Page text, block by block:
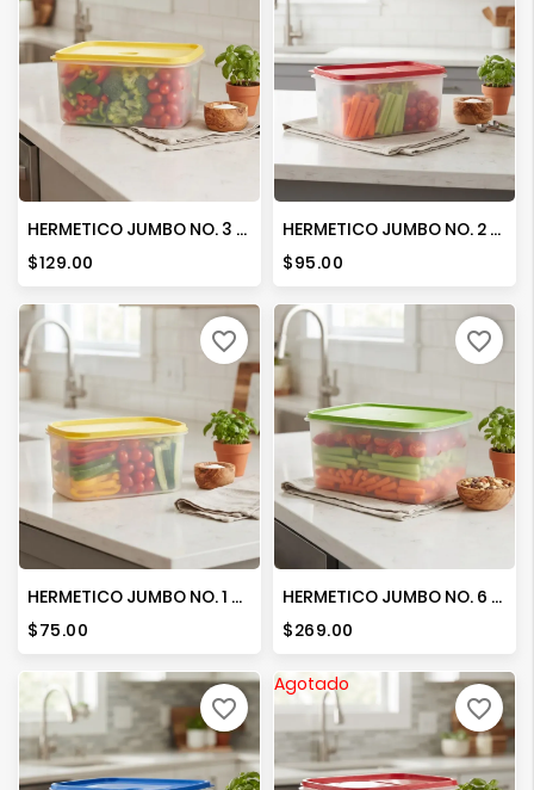
HERMETICO JUMBO NO. 3 C/TAPA COLORES
Precio
$129.00
HERMETICO JUMBO NO. 2 C/TAPA COLORES
Precio
$95.00
HERMETICO JUMBO NO. 1 C/TAPA COLORES
Precio
$75.00
favorite_border
HERMETICO JUMBO NO. 6 C/TAPA
Precio
$269.00
favorite_border
favorite_border
Agotado
favorite_border